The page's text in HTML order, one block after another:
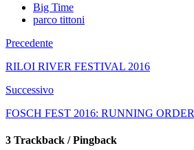
Big Time
parco tittoni
Precedente
RILOI RIVER FESTIVAL 2016
Successivo
FOSCH FEST 2016: RUNNING ORDER
3 Trackback / Pingback